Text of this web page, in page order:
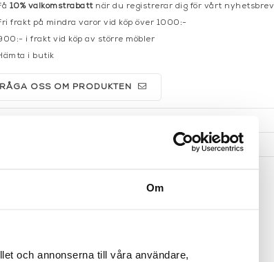
Om
och annonserna till våra användare,
10% välkomstrabattnär du registrerar dig för vårt nyhetsbrev
frakt på mindra varor vid köp över 1000:-
i frakt vid köp av större möbler
i butik
OSS OM PRODUKTEN